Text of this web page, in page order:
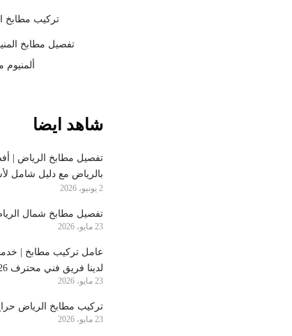
تركيب مطابخ
تفصيل مطابخ
ألمنيوم
شاهد ايضا
تفصيل مطابخ الرياض |
بالرياض مع دليل شامل
الرياض
2 يونيو، 2026
تفصيل مطابخ شمال الرياض
23 مايو، 2026
عامل تركيب مطابخ |
لدينا فريق فني محترف 0537148326
23 مايو، 2026
تركيب مطابخ الرياض حراج
23 مايو، 2026